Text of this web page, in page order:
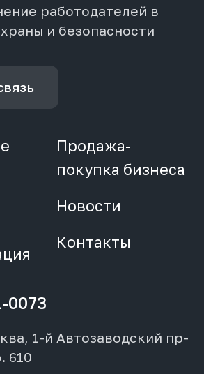
работодателей в
и безопасности
Продажа-
покупка бизнеса
Новости
Контакты
0073
1-й Автозаводский пр-
610